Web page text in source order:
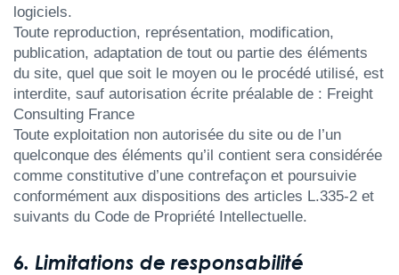
logiciels.
Toute reproduction, représentation, modification,
publication, adaptation de tout ou partie des éléments
du site, quel que soit le moyen ou le procédé utilisé, est
interdite, sauf autorisation écrite préalable de : Freight
Consulting France
Toute exploitation non autorisée du site ou de l’un
quelconque des éléments qu’il contient sera considérée
comme constitutive d’une contrefaçon et poursuivie
conformément aux dispositions des articles L.335-2 et
suivants du Code de Propriété Intellectuelle.
6. Limitations de responsabilité